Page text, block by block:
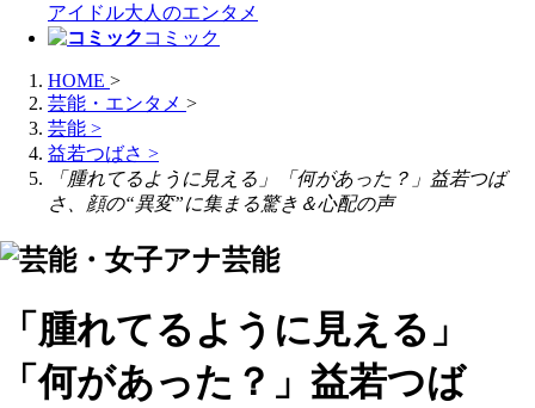
アイドル大人のエンタメ
コミック
HOME >
芸能・エンタメ >
芸能 >
益若つばさ >
「腫れてるように見える」「何があった？」益若つば
さ、顔の“異変”に集まる驚き＆心配の声
芸能
「腫れてるように見える」
「何があった？」益若つば